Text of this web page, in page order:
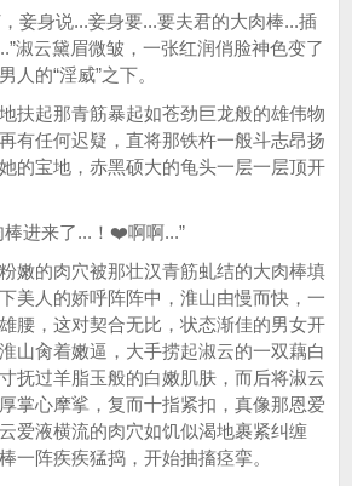
身说...妾身要...要夫君的大肉棒...插
淑云黛眉微皱，一张红润俏脸神色变了
人的“淫威”之下。
起那青筋暴起如苍劲巨龙般的雄伟物
有任何迟疑，直将那铁杵一般斗志昂扬
的宝地，赤黑硕大的龟头一层一层顶开
进来了...！❤️啊啊...”
的肉穴被那壮汉青筋虬结的大肉棒填
美人的娇呼阵阵中，淮山由慢而快，一
腰，这对契合无比，状态渐佳的男女开
山肏着嫩逼，大手捞起淑云的一双藕白
抚过羊脂玉般的白嫩肌肤，而后将淑云
掌心摩挲，复而十指紧扣，真像那恩爱
爱液横流的肉穴如饥似渴地裹紧纠缠
一阵疾疾猛捣，开始抽搐痉挛。